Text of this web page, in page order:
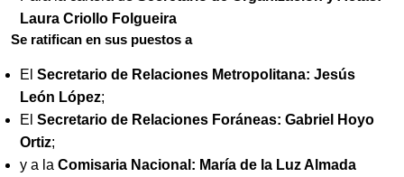
Laura Criollo Folgueira
Se ratifican en sus puestos a
El Secretario de Relaciones Metropolitana: Jesús
León López;
El Secretario de Relaciones Foráneas: Gabriel Hoyo
Ortiz;
y a la Comisaria Nacional: María de la Luz Almada